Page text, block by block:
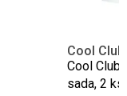
Cool Club
Cool
sada, 2 ks.